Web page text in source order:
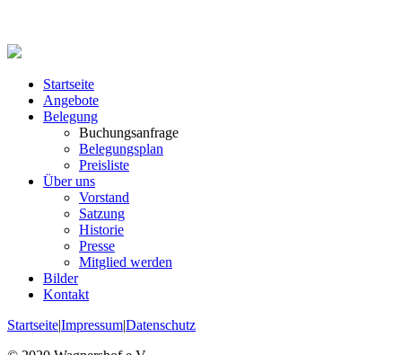
Startseite
Angebote
Belegung
Buchungsanfrage
Belegungsplan
Preisliste
Über uns
Vorstand
Satzung
Historie
Presse
Mitglied werden
Bilder
Kontakt
Startseite|Impressum|Datenschutz